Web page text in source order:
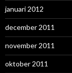
januari 2012
december 2011
november 2011
oktober 2011